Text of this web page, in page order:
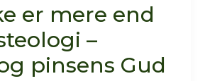
er mere end
–
pinsens Gud